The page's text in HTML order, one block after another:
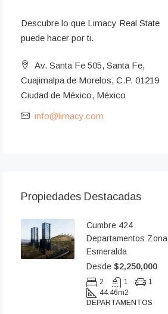
Descubre lo que Limacy Real State
puede hacer por ti.
Av. Santa Fe 505, Santa Fe,
Cuajimalpa de Morelos, C.P. 01219
Ciudad de México, México
info@limacy.com
Propiedades Destacadas
Cumbre 424
Departamentos Zona
Esmeralda
Desde $2,250,000
2 1
1
44.46m2
DEPARTAMENTOS